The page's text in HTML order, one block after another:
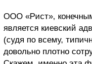
ООО «Рист»,
является киевский
(судя по всему,
довольно плотно